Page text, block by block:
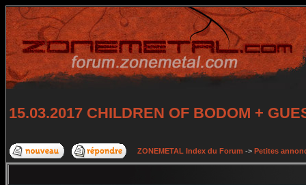
15.03.2017 CHILDREN OF BODOM +
ZONEMETAL Index du Forum -> Petites